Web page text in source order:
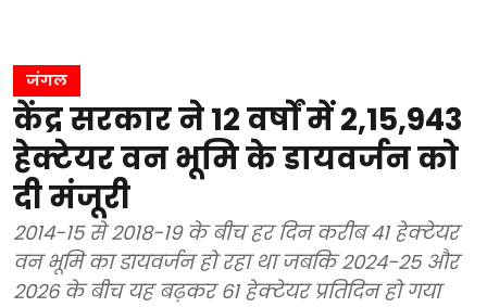
जंगल
केंद्र सरकार ने 12 वर्षों में 2,15,943
हेक्टेयर वन भूमि के डायवर्जन को
दी मंजूरी
2014-15 से 2018-19 के बीच हर दिन करीब 41 हेक्टेयर
वन भूमि का डायवर्जन हो रहा था जबकि 2024-25 और
2026 के बीच यह बढ़कर 61 हेक्टेयर प्रतिदिन हो गया